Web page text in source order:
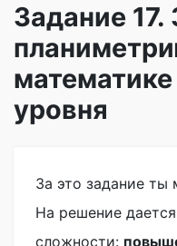
Записаться
Бесплатный
Задание 17.
уровня
За это задание
На решение
сложности: